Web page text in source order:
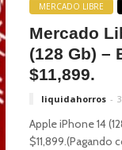
MERCADO LIBRE
Mercado
(128 Gb) –
$11,899.
liquidahorros
Apple iPhone 14
$11,899.(Pagando